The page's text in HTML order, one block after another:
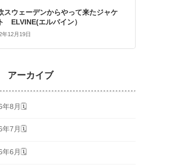
スウェーデンからやって来たジャケ
ELVINE(エルバイン）
年12月19日
アーカイブ
年8月🗓
年7月🗓
年6月🗓